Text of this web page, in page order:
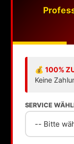
💰 100%
Keine
SERVICE